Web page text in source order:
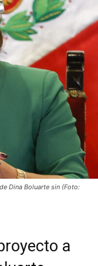
Dina Boluarte sin (Foto:
a